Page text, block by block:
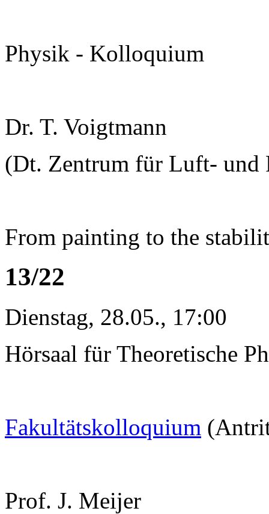
Physik - Kolloquium
Dr. T. Voigtmann
(Dt. Zentrum für Luft- und
From painting to the
13/22
Dienstag, 28.05., 17:00
Hörsaal für Theoretische
Fakultätskolloquium
Prof. J. Meijer